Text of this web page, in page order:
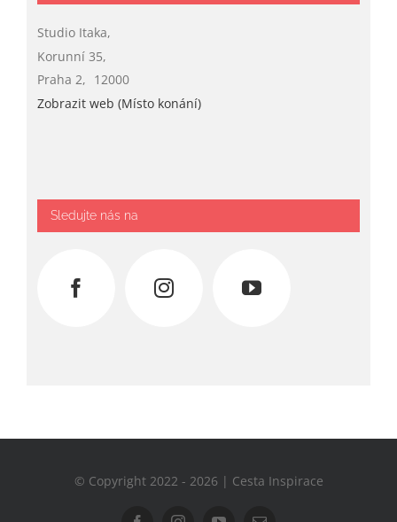
Studio Itaka,
Korunní 35,
Praha 2, 12000
Zobrazit web (Místo konání)
Sledujte nás na
© Copyright 2022 - 2026 | Cesta Inspirace